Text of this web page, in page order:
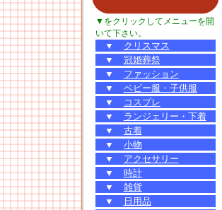
▼をクリックしてメニューを開
いて下さい。
▼
クリスマス
▼
冠婚葬祭
▼
ファッション
▼
ベビー服・子供服
▼
コスプレ
▼
ランジェリー・下着
▼
古着
▼
小物
▼
アクセサリー
▼
時計
▼
雑貨
▼
日用品